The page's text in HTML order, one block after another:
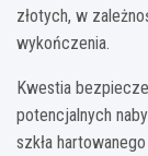
złotych, w
wykończenia.
Kwestia
potencjalnych
szkła